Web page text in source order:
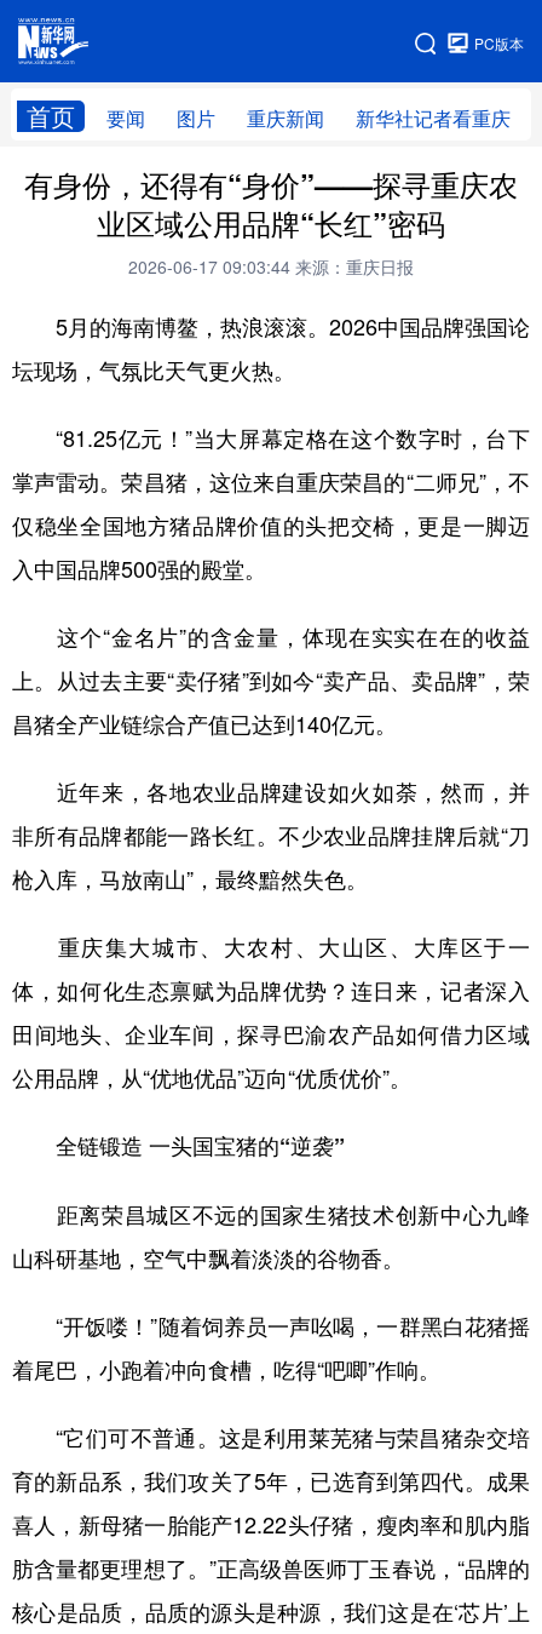
PC版本
首页 要闻 图片 重庆新闻 新华社记者看重庆
网站地图
有身份，还得有“身价”——探寻重庆农
业区域公用品牌“长红”密码
2026-06-17 09:03:44 来源：重庆日报
5月的海南博鳌，热浪滚滚。2026中国品牌强国论
坛现场，气氛比天气更火热。
“81.25亿元！”当大屏幕定格在这个数字时，台下
掌声雷动。荣昌猪，这位来自重庆荣昌的“二师兄”，不
仅稳坐全国地方猪品牌价值的头把交椅，更是一脚迈
入中国品牌500强的殿堂。
这个“金名片”的含金量，体现在实实在在的收益
上。从过去主要“卖仔猪”到如今“卖产品、卖品牌”，荣
昌猪全产业链综合产值已达到140亿元。
近年来，各地农业品牌建设如火如荼，然而，并
非所有品牌都能一路长红。不少农业品牌挂牌后就“刀
枪入库，马放南山”，最终黯然失色。
重庆集大城市、大农村、大山区、大库区于一
体，如何化生态禀赋为品牌优势？连日来，记者深入
田间地头、企业车间，探寻巴渝农产品如何借力区域
公用品牌，从“优地优品”迈向“优质优价”。
全链锻造 一头国宝猪的“逆袭”
距离荣昌城区不远的国家生猪技术创新中心九峰
山科研基地，空气中飘着淡淡的谷物香。
“开饭喽！”随着饲养员一声吆喝，一群黑白花猪摇
着尾巴，小跑着冲向食槽，吃得“吧唧”作响。
“它们可不普通。这是利用莱芜猪与荣昌猪杂交培
育的新品系，我们攻关了5年，已选育到第四代。成果
喜人，新母猪一胎能产12.22头仔猪，瘦肉率和肌内脂
肪含量都更理想了。”正高级兽医师丁玉春说，“品牌的
核心是品质，品质的源头是种源，我们这是在‘芯片’上